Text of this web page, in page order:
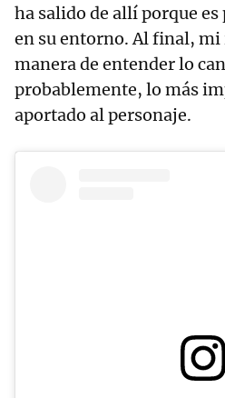
ha salido de allí porque
en su entorno. Al final,
manera de entender lo
probablemente, lo más
aportado al personaje.